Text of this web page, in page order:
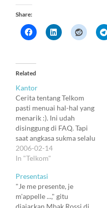
Share:
Related
Kantor
Cerita tentang Telkom
pasti menuai hal-hal yang
menarik :). Ini udah
disinggung di FAQ. Tapi
saat angkasa sukma selalu
bertirai mendung kelam,
mengisi pikiran dengan
yang inhumane menjadi
manusiawi sekali. Di
Divre III, Speedy sudah
2006-02-14
In "Telkom"
Presentasi
"Je me presente, je
m'appelle ...," gitu
diajarkan Mbak Rossi di